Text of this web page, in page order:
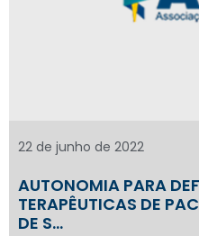
AUTONOMIA PARA
TERAPÊUTICAS DE
DE S…
22 de junho de 2022